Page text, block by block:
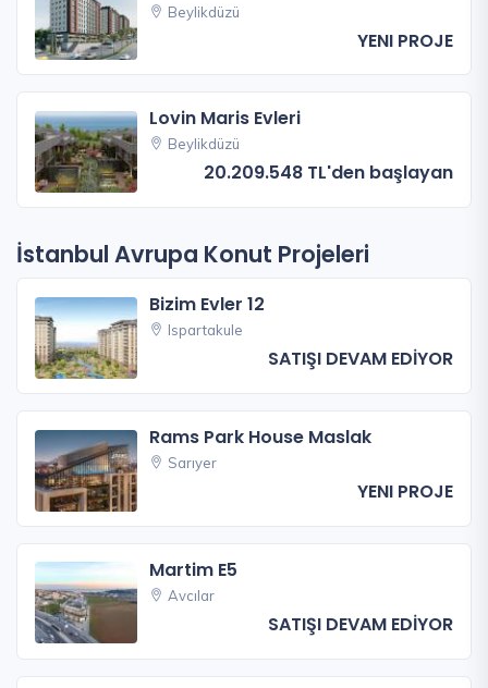
Beylikdüzü
YENI PROJE
Lovin Maris Evleri
Beylikdüzü
20.209.548 TL'den başlayan
İstanbul Avrupa Konut Projeleri
Bizim Evler 12
Ispartakule
SATIŞI DEVAM EDİYOR
Rams Park House Maslak
Sarıyer
YENI PROJE
Martim E5
Avcılar
SATIŞI DEVAM EDİYOR